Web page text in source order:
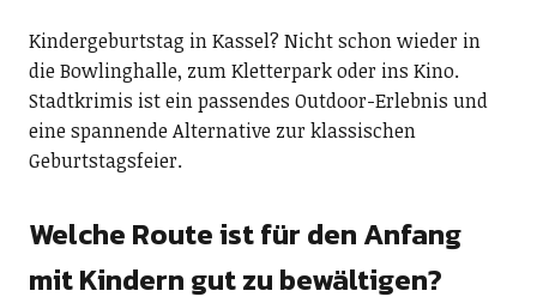
Kindergeburtstag in Kassel? Nicht schon wieder in
die Bowlinghalle, zum Kletterpark oder ins Kino.
Stadtkrimis ist ein passendes Outdoor-Erlebnis und
eine spannende Alternative zur klassischen
Geburtstagsfeier.
Welche Route ist für den Anfang
mit Kindern gut zu bewältigen?